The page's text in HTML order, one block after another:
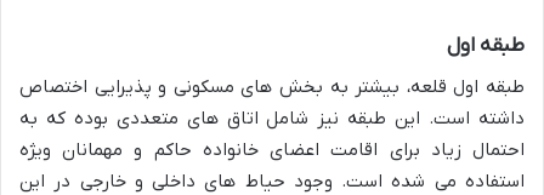
طبقه اول
طبقه اول قلعه، بیشتر به بخش های مسکونی و پذیرایی اختصاص
داشته است. این طبقه نیز شامل اتاق های متعددی بوده که به
احتمال زیاد برای اقامت اعضای خانواده حاکم و مهمانان ویژه
استفاده می شده است. وجود حیاط های داخلی و خارجی در این